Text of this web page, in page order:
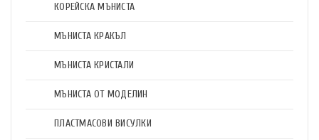
КОРЕЙСКА МЪНИСТА
МЪНИСТА КРАКЪЛ
МЪНИСТА КРИСТАЛИ
МЪНИСТА ОТ МОДЕЛИН
ПЛАСТМАСОВИ ВИСУЛКИ